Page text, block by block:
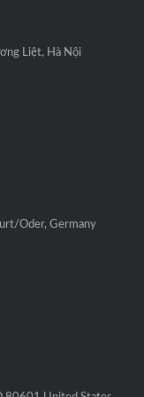
Liệt, Hà Nội
Oder, Germany